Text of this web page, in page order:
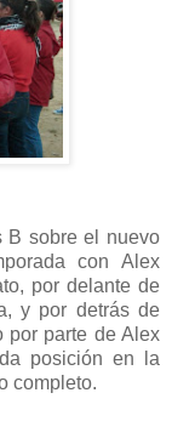
B sobre el nuevo
con Alex
por delante de
y por detrás de
por parte de Alex
posición en la
completo.